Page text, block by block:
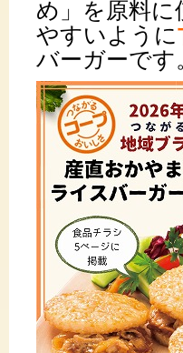
め」を原料
やすいように
バーガーです